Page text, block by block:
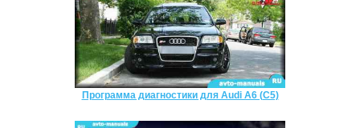
Программа диагностики для Audi A6 (C5)